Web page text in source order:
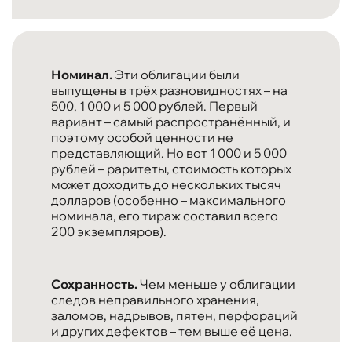
Номинал.Эти облигации были
выпущены в трёх разновидностях – на
500, 1 000 и 5 000 рублей. Первый
вариант – самый распространённый, и
поэтому особой ценности не
представляющий. Но вот 1 000 и 5 000
рублей – раритеты, стоимость которых
может доходить до нескольких тысяч
долларов (особенно – максимального
номинала, его тираж составил всего
200 экземпляров).
Сохранность.Чем меньше у облигации
следов неправильного хранения,
заломов, надрывов, пятен, перфораций
и других дефектов – тем выше её цена.